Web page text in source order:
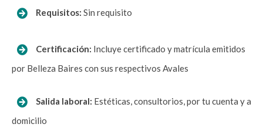
Requisitos: Sin requisito
Certificación: Incluye certificado y matrícula emitidos
por Belleza Baires con sus respectivos Avales
Salida laboral: Estéticas, consultorios, por tu cuenta y a
domicilio